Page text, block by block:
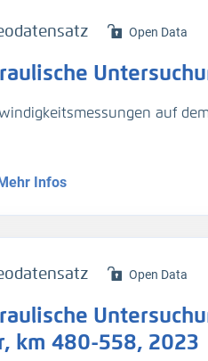
(H_Sohle)
(v_Str)
erfolgt
Open Data
auf
(H_WSP)
(H_Sohle)
(Q)
(v_Str)
nach
(MQ)
Infos
Open Data
km 480-558, 2023